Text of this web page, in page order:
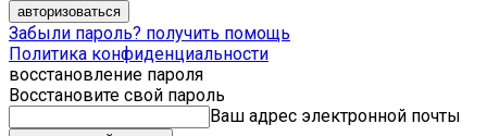
Забыли пароль? получить помощь
Политика конфиденциальности
восстановление пароля
Восстановите свой пароль
Ваш адрес электронной почты